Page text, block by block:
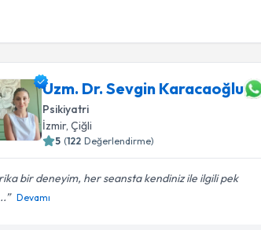
Uzm. Dr. Sevgin Karacaoğlu
Psikiyatri
İzmir, Çiğli
5 (122 Değerlendirme)
bir deneyim, her seansta kendiniz ile ilgili pek
Devamı